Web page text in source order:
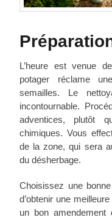
L’heure est venue
potager réclame
semailles. Le
incontournable.
adventices, plutôt
chimiques. Vous
de la zone, qui sera
du désherbage.
Choisissez une
d’obtenir une
un bon